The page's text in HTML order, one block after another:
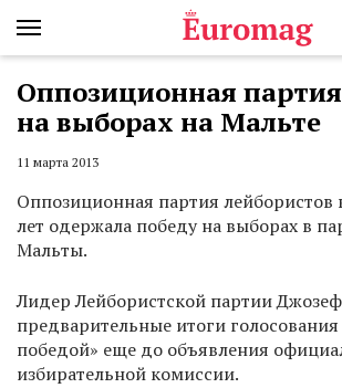
Оппозиционная
на выборах на Мальте
11 марта 2013
Оппозиционная партия лейбористов
лет одержала победу на выборах в
Мальты.
Лидер Лейбористской партии
предварительные итоги
победой» еще до объявления
избирательной комиссии.